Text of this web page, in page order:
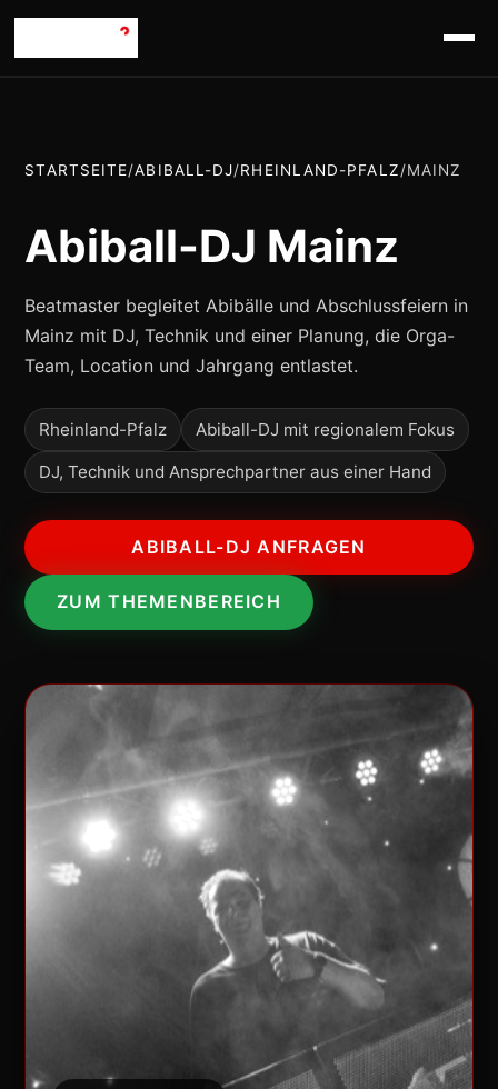
STARTSEITE/ABIBALL-DJ/RHEINLAND-PFALZ/MAINZ
Abiball-DJ Mainz
Beatmaster begleitet Abibälle und Abschlussfeiern in
Mainz mit DJ, Technik und einer Planung, die Orga-
Team, Location und Jahrgang entlastet.
Rheinland-Pfalz Abiball-DJ mit regionalem Fokus
DJ, Technik und Ansprechpartner aus einer Hand
ABIBALL-DJ ANFRAGEN
ZUM THEMENBEREICH